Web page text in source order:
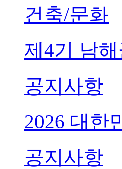
건축/문화
제4기 남
공지사항
2026 대한
공지사항